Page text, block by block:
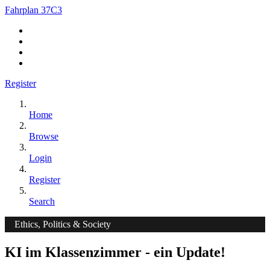
Fahrplan 37C3
Register
Home
Browse
Login
Register
Search
Ethics, Politics & Society
KI im Klassenzimmer - ein Update!